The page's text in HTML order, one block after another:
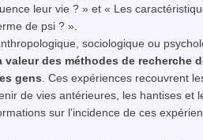
leur vie ? » et « Les
de psi ? ».
sociologique ou
valeur des méthodes de recherche
gens . Ces expériences recouvrent
de vies antérieures, les hantises
sur l’incidence de ces